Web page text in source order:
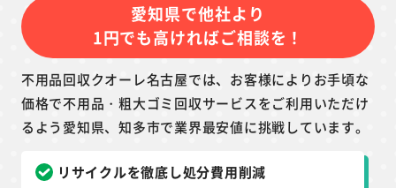
愛知県で他社より
1円でも高ければご相談を！
不用品回収クオーレ名古屋では、お客様によりお手頃な
価格で不用品・粗大ゴミ回収サービスをご利用いただけ
るよう愛知県、知多市で業界最安値に挑戦しています。
リサイクルを徹底し処分費用削減